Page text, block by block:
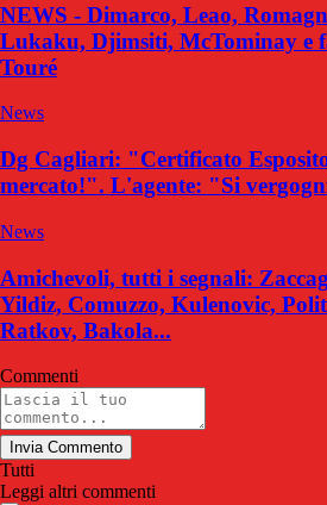
NEWS - Dimarco, Leao,
Lukaku, Djimsiti, McTominay e
Touré
News
Dg Cagliari: "Certificato
mercato!". L'agente: "Si
News
Amichevoli, tutti i segnali:
Yildiz, Comuzzo, Kulenovic,
Ratkov, Bakola...
Commenti
Invia Commento
Tutti
Leggi altri commenti